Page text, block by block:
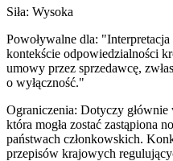
Siła: Wysoka
Powoływalne dla:
kontekście odpowiedzialności
umowy przez sprzedawcę,
o wyłączność."
Ograniczenia: Dotyczy
która mogła zostać zastąpiona
państwach członkowskich.
przepisów krajowych